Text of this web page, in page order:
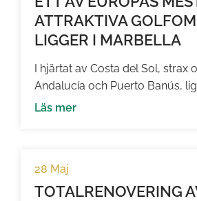
ATTRAKTIVA
LIGGER I MARBELLA
I hjärtat av Costa del Sol, strax
Andalucía och Puerto Banús,
som allt fler får upp ögonen för
mest intressanta områden just
Läs mer
28 Maj
TOTALRENOVERING